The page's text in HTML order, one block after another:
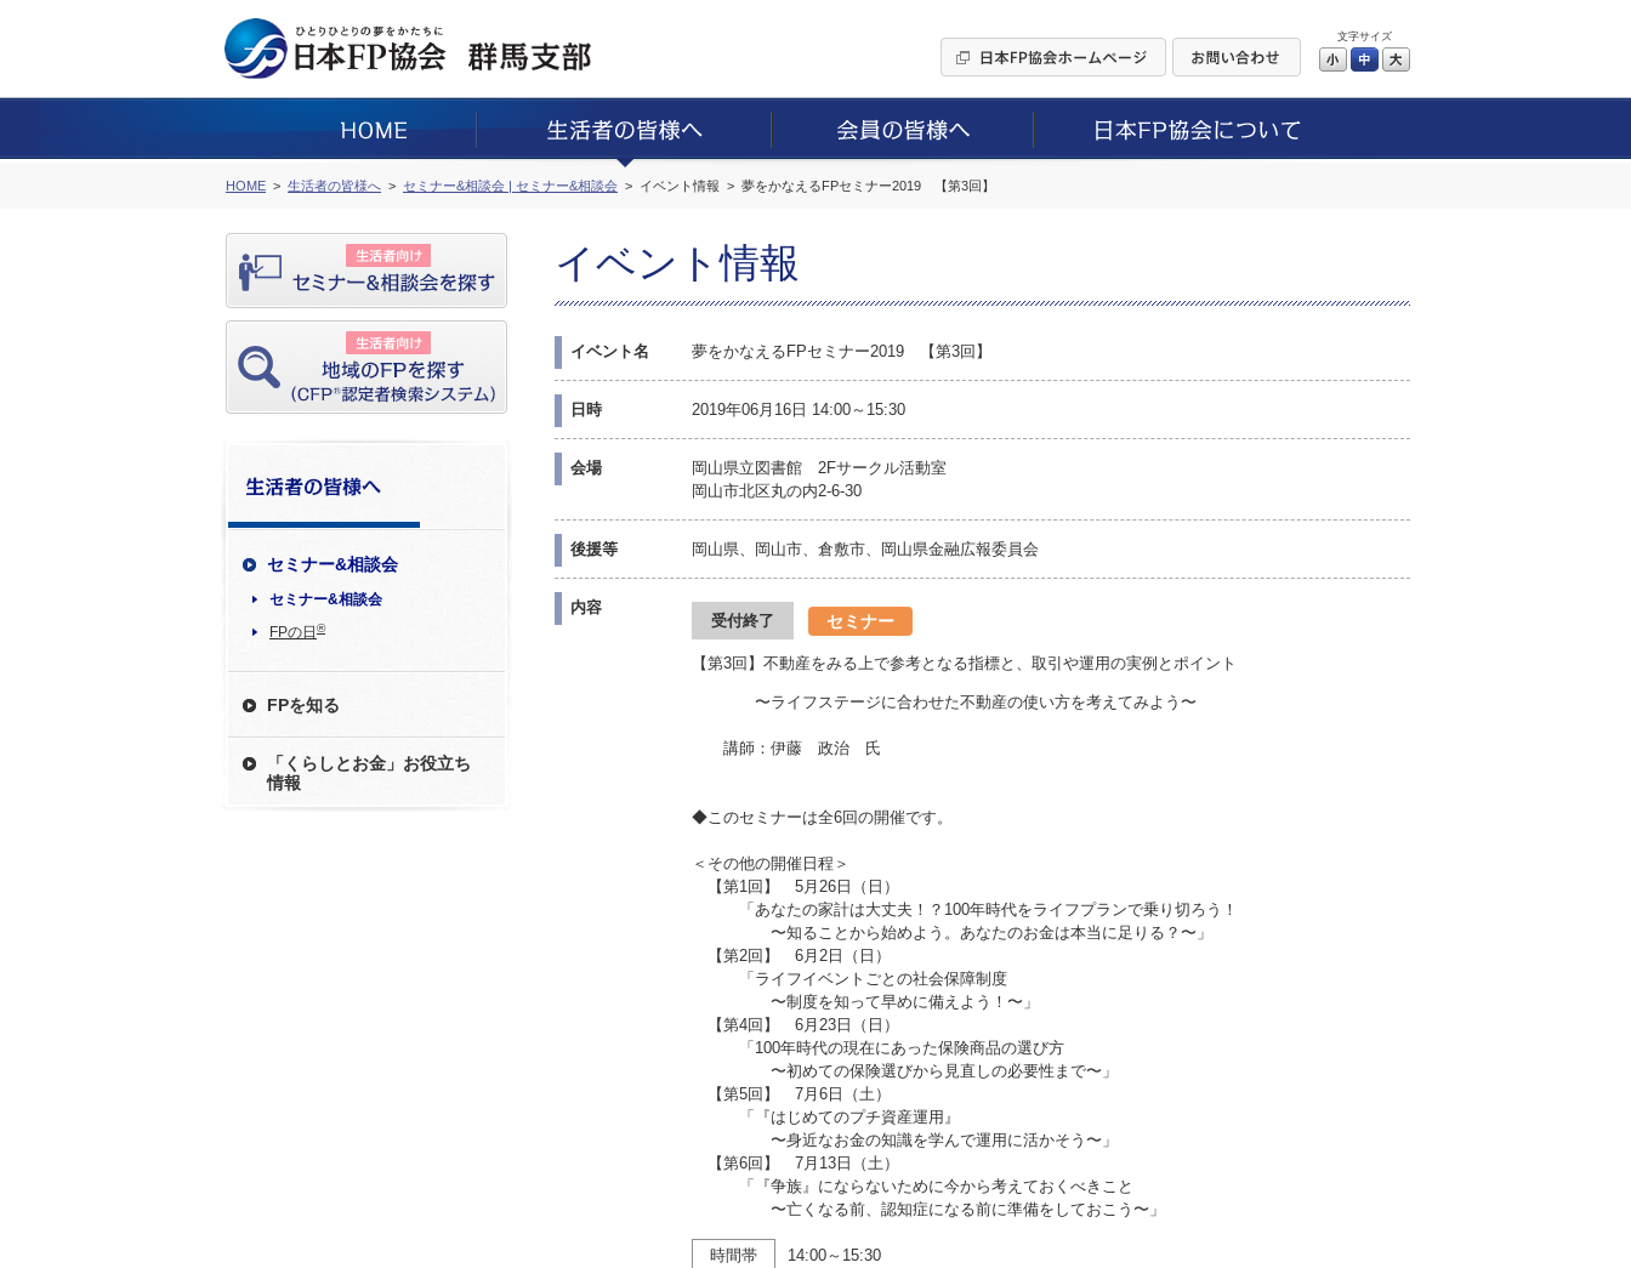
文字サイズ
小 中
HOME 生活者の皆様へ セミナー&相談会 | セミナー&相談会 イベント情報 夢をかなえるFPセミナー2019 【第3回】
セミナー&相談会
セミナー&相談会
FPの日 ®
FPを知る
「くらしとお金」お役立ち
情報
イベント情報
イベント名 夢をかなえるFPセミナー2019 【第3回】
日時 2019年06月16日 14:00～15:30
会場
岡山県立図書館 2Fサークル活動室
岡山市北区丸の内2-6-30
後援等 岡山県、岡山市、倉敷市、岡山県金融広報委員会
内容
受付終了 セミナー
【第3回】不動産をみる上で参考となる指標と、取引や運用の実例とポイント
〜ライフステージに合わせた不動産の使い方を考えてみよう〜
講師：伊藤 政治 氏
◆このセミナーは全6回の開催です。
＜その他の開催日程＞
【第1回】 5月26日（日）
「あなたの家計は大丈夫！？100年時代をライフプランで乗り切ろう！
〜知ることから始めよう。あなたのお金は本当に足りる？〜」
【第2回】 6月2日（日）
「ライフイベントごとの社会保障制度
〜制度を知って早めに備えよう！〜」
【第4回】 6月23日（日）
「100年時代の現在にあった保険商品の選び方
〜初めての保険選びから見直しの必要性まで〜」
【第5回】 7月6日（土）
「『はじめてのプチ資産運用』
〜身近なお金の知識を学んで運用に活かそう〜」
【第6回】 7月13日（土）
「『争族』にならないために今から考えておくべきこと
〜亡くなる前、認知症になる前に準備をしておこう〜」
時間帯 14:00～15:30